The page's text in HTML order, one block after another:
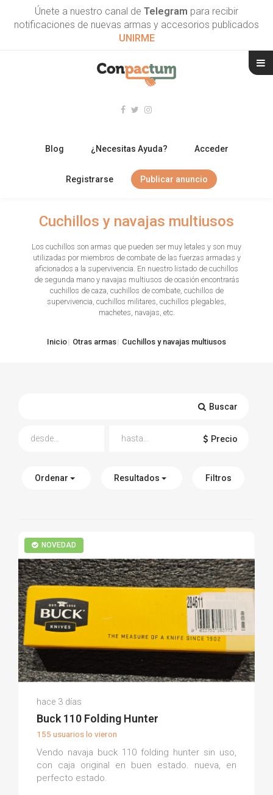
Únete a nuestro canal de Telegram para recibir
notificaciones de nuevas armas y accesorios publicados
UNIRME
Blog ¿Necesitas Ayuda? Acceder
Registrarse Publicar anuncio
ARMAS CORTAS
TIRO Y COMPETICIÓN
OTRAS ARMAS
Cuchillos y navajas multiusos
Los cuchillos son armas que pueden ser muy letales y son muy
utilizadas por miembros de combate de las fuerzas armadas y
aficionados a la supervivencia. En nuestro listado de cuchillos
de segunda mano y navajas multiusos de ocasión encontrarás
cuchillos de caza, cuchillos de combate, cuchillos de
supervivencia, cuchillos militares, cuchillos plegables,
machetes, navajas, etc.
Inicio Otras armas Cuchillos y navajas multiusos
Buscar
Precio
Ordenar Resultados Filtros
NOVEDAD
Luis S.
hace 3 días
Buck 110 Folding Hunter
155 usuarios lo vieron
Vendo navaja buck 110 folding hunter sin uso,
con caja original en buen estado. nueva, en
perfecto estado.